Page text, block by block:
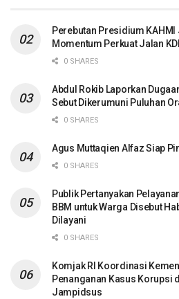
Perebutan Presidium
Momentum Perkuat Jalan
0 SHARES
Abdul Rokib Laporkan
Sebut Dikerumuni Puluhan
0 SHARES
Agus Muttaqien Alfaz Siap
0 SHARES
Publik Pertanyakan
BBM untuk Warga Disebut
Dilayani
0 SHARES
Komjak RI Koordinasi
Penanganan Kasus Korupsi
Jampidsus